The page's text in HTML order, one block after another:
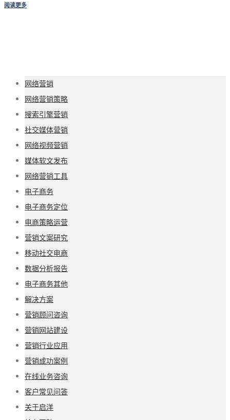
阅读更多
网络营销
网络营销策略
搜索引擎营销
社交媒体营销
网络视频营销
媒体软文发布
网络营销工具
电子商务
电子商务定位
电商策略运营
营销文案研究
移动社交电商
数据分析报告
电子商务其他
解决方案
营销顾问咨询
营销网站建设
营销行业应用
营销成功案例
在线业务咨询
客户常见问答
关于启洋